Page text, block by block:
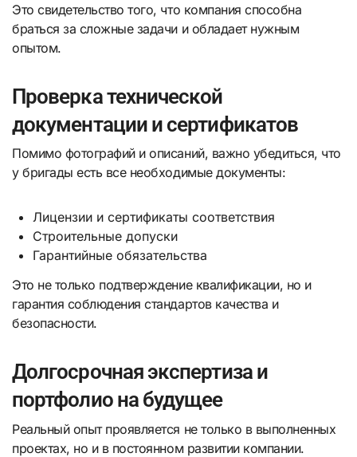
Это свидетельство того, что компания способна
браться за сложные задачи и обладает нужным
опытом.
Проверка технической
документации и сертификатов
Помимо фотографий и описаний, важно убедиться, что
у бригады есть все необходимые документы:
Лицензии и сертификаты соответствия
Строительные допуски
Гарантийные обязательства
Это не только подтверждение квалификации, но и
гарантия соблюдения стандартов качества и
безопасности.
Долгосрочная экспертиза и
портфолио на будущее
Реальный опыт проявляется не только в выполненных
проектах, но и в постоянном развитии компании.